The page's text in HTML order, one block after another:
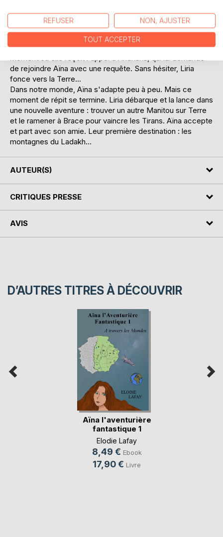
guerre, il a besoin d'aide. Il confie donc une nouvelle
mission à Andriana : contacter Liria. Pour cela, la jeune
femme doit partir dans la Cité Tirane...
Dans le Château Volant, Liria parcourt l'Espace. Jusqu'au
moment où elle reçoit l'appel d'Andriana, qui lui demande
de rejoindre Aïna avec une requête. Sans hésiter, Liria
fonce vers la Terre...
Dans notre monde, Aïna s'adapte peu à peu. Mais ce
moment de répit se termine. Liria débarque et la lance dans
une nouvelle aventure : trouver un autre Manitou sur Terre
et le ramener à Brace pour vaincre les Tirans. Aïna accepte
et part avec son amie. Leur première destination : les
montagnes du Ladakh...
AUTEUR(S)
CRITIQUES PRESSE
AVIS
D’AUTRES TITRES À DÉCOUVRIR
Aïna l'aventurière
fantastique 1
Elodie Lafay
8,49 € Ebook
17,90 € Livre
REFUSER NON, AJUSTER
TOUT ACCEPTER